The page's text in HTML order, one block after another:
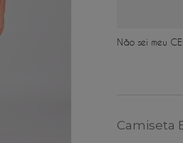
6xde R$
Não sei meu
Camiseta